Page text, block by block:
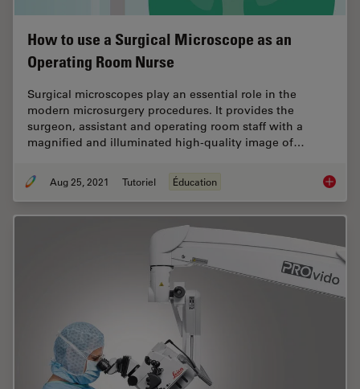
How to use a Surgical Microscope as an
Operating Room Nurse
Surgical microscopes play an essential role in the
modern microsurgery procedures. It provides the
surgeon, assistant and operating room staff with a
magnified and illuminated high-quality image of…
Aug 25, 2021 Tutoriel Éducation How to